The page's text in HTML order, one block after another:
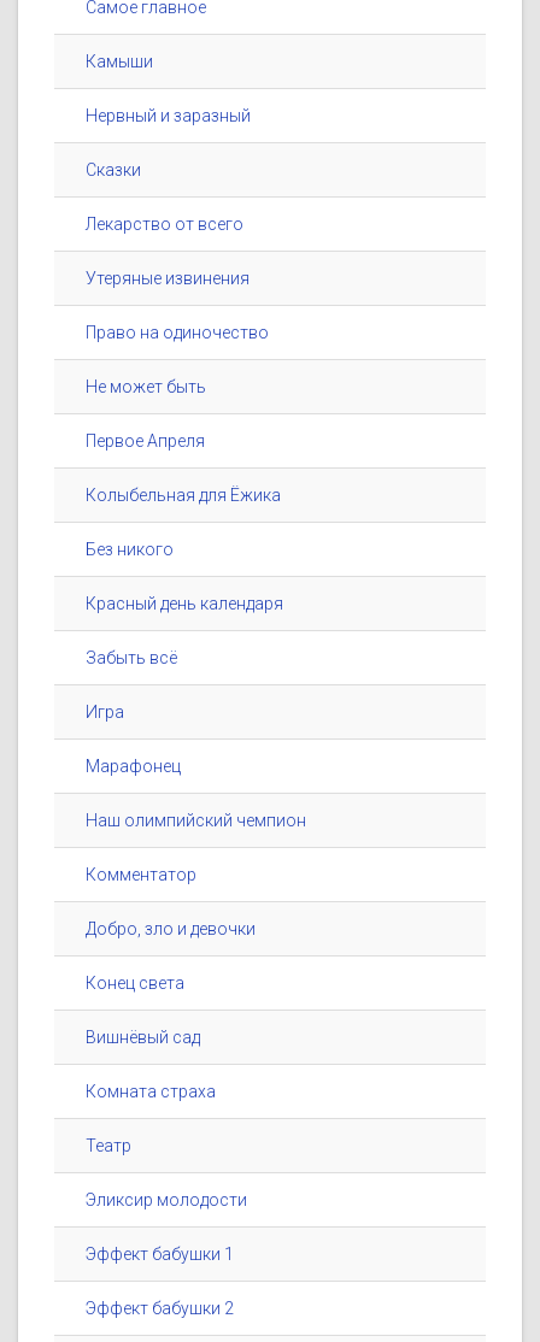
Самое главное
Камыши
Нервный и заразный
Сказки
Лекарство от всего
Утеряные извинения
Право на одиночество
Не может быть
Первое Апреля
Колыбельная для Ёжика
Без никого
Красный день календаря
Забыть всё
Игра
Марафонец
Наш олимпийский чемпион
Комментатор
Добро, зло и девочки
Конец света
Вишнёвый сад
Комната страха
Театр
Эликсир молодости
Эффект бабушки 1
Эффект бабушки 2